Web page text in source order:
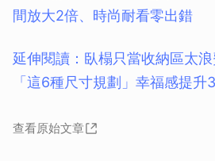
間放大2倍、時尚耐看零出錯
延伸閱讀：臥榻只當收納區太
「這6種尺寸規劃」幸福感提升
查看原始文章